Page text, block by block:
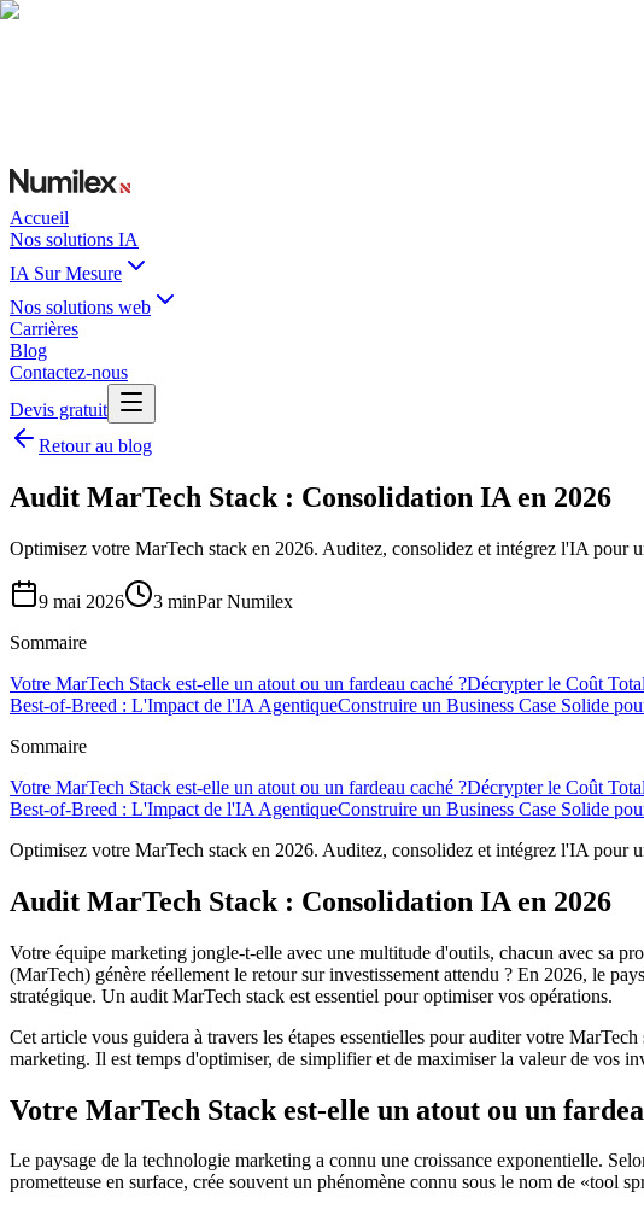
Accueil
Nos solutions IA
IA Sur Mesure
Nos solutions web
Carrières
Blog
Contactez-nous
Devis gratuit
Retour au blog
Audit MarTech Stack : Consolidation IA en 2026
Optimisez votre MarTech stack en 2026. Auditez, consolidez et intégrez l'IA pour
9 mai 2026 3 minParNumilex
Sommaire
Votre MarTech Stack est-elle un atout ou un fardeau caché ?Décrypter le Coût
Best-of-Breed : L'Impact de l'IA AgentiqueConstruire un Business Case Solide
Sommaire
Votre MarTech Stack est-elle un atout ou un fardeau caché ?Décrypter le Coût
Best-of-Breed : L'Impact de l'IA AgentiqueConstruire un Business Case Solide
Optimisez votre MarTech stack en 2026. Auditez, consolidez et intégrez l'IA pour
Audit MarTech Stack : Consolidation IA en 2026
Votre équipe marketing jongle-t-elle avec une multitude d'outils, chacun avec sa
(MarTech) génère réellement le retour sur investissement attendu ? En 2026, le
stratégique. Un audit MarTech stack est essentiel pour optimiser vos opérations.
Cet article vous guidera à travers les étapes essentielles pour auditer votre
marketing. Il est temps d'optimiser, de simplifier et de maximiser la valeur de vos
Votre MarTech Stack est-elle un atout ou un
Le paysage de la technologie marketing a connu une croissance exponentielle.
prometteuse en surface, crée souvent un phénomène connu sous le nom de «tool